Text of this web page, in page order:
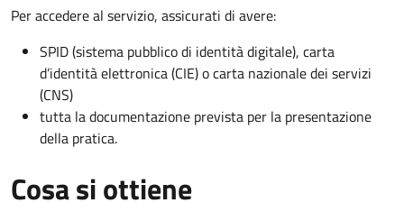
Per accedere al servizio, assicurati di avere:
SPID (sistema pubblico di identità digitale), carta
d’identità elettronica (CIE) o carta nazionale dei servizi
(CNS)
tutta la documentazione prevista per la presentazione
della pratica.
Cosa si ottiene